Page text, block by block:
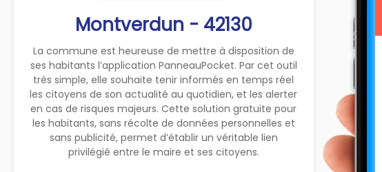
Montverdun - 42130
La commune est heureuse de mettre à disposition de
ses habitants l’application PanneauPocket. Par cet outil
très simple, elle souhaite tenir informés en temps réel
les citoyens de son actualité au quotidien, et les alerter
en cas de risques majeurs. Cette solution gratuite pour
les habitants, sans récolte de données personnelles et
sans publicité, permet d’établir un véritable lien
privilégié entre le maire et ses citoyens.